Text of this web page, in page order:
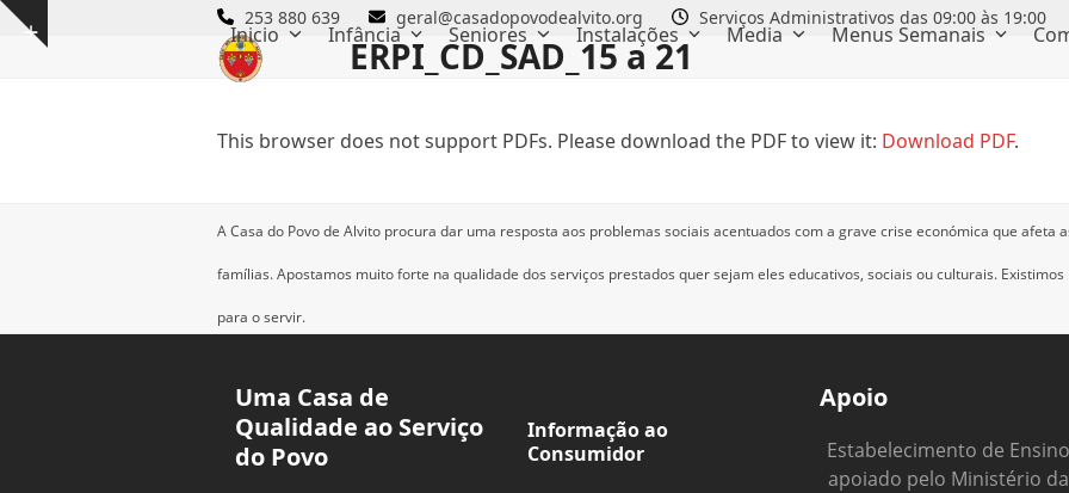
Skip
Show
253 880 639 geral@casadopovodealvito.org Serviços Administrativos das 09:00 às 19:00
Inicio Infância Seniores Instalações Media Menus Semanais
ERPI_CD_SAD_15 a 21
This browser does not support PDFs. Please download the PDF to view it: Download PDF.
A Casa do Povo de Alvito procura dar uma resposta aos problemas sociais acentuados com a grave crise económica que afeta
famílias.Apostamos muito forte na qualidade dos serviços prestados quer sejam eles educativos, sociais ou culturais. Existimos
para o servir.
Uma Casa de
Qualidade ao Serviço
do Povo
Informação ao
Consumidor
Apoio
Estabelecimento de Ensino
apoiado pelo Ministério da